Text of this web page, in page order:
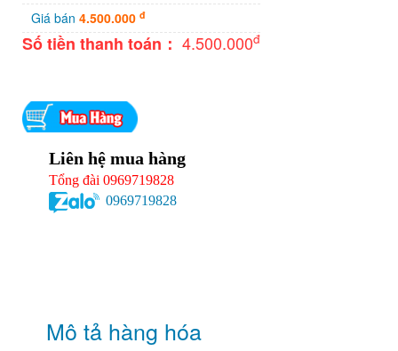
Giá bán4.500.000đ
Số tiền thanh toán ： 4.500.000đ
Liên hệ mua hàng
Tổng đài 0969719828
0969719828
Mô tả hàng hóa